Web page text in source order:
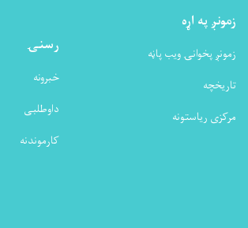
زمونږ په اړه
زمونږ پخوانۍ ویب پاڼه
تاریخچه
مرکزی ریاستونه
رسنۍ
خبرونه
داوطلبی
کارموندنه